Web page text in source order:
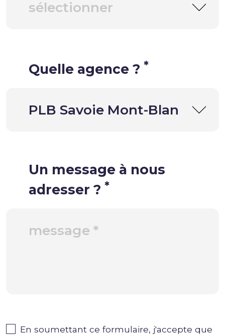
Quelle agence ? *
Un message à nous
adresser ? *
En soumettant ce formulaire, j'accepte que